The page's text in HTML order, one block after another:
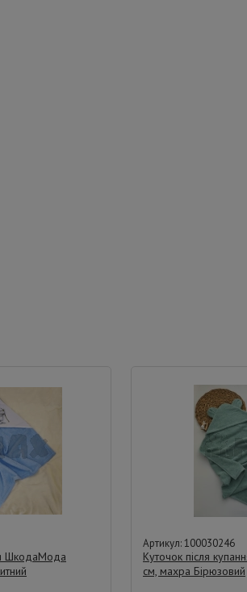
ШкодаМода
Артикул: 100030246
Куточок після
см, махра Бірюзовий